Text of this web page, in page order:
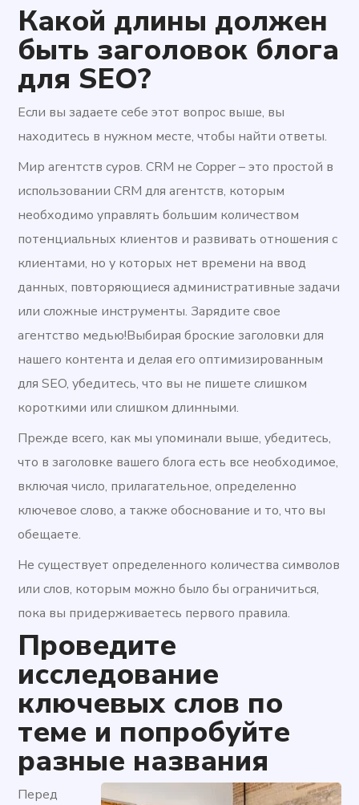
Какой длины должен
быть заголовок блога
для SEO?
Если вы задаете себе этот вопрос выше, вы
находитесь в нужном месте, чтобы найти ответы.
Мир агентств суров. CRM не Copper – это простой в
использовании CRM для агентств, которым
необходимо управлять большим количеством
потенциальных клиентов и развивать отношения с
клиентами, но у которых нет времени на ввод
данных, повторяющиеся административные задачи
или сложные инструменты. Зарядите свое
агентство медью!Выбирая броские заголовки для
нашего контента и делая его оптимизированным
для SEO, убедитесь, что вы не пишете слишком
короткими или слишком длинными.
Прежде всего, как мы упоминали выше, убедитесь,
что в заголовке вашего блога есть все необходимое,
включая число, прилагательное, определенно
ключевое слово, а также обоснование и то, что вы
обещаете.
Не существует определенного количества символов
или слов, которым можно было бы ограничиться,
пока вы придерживаетесь первого правила.
Проведите
исследование
ключевых слов по
теме и попробуйте
разные названия
Перед